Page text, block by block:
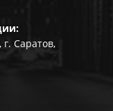
г. Саратов,